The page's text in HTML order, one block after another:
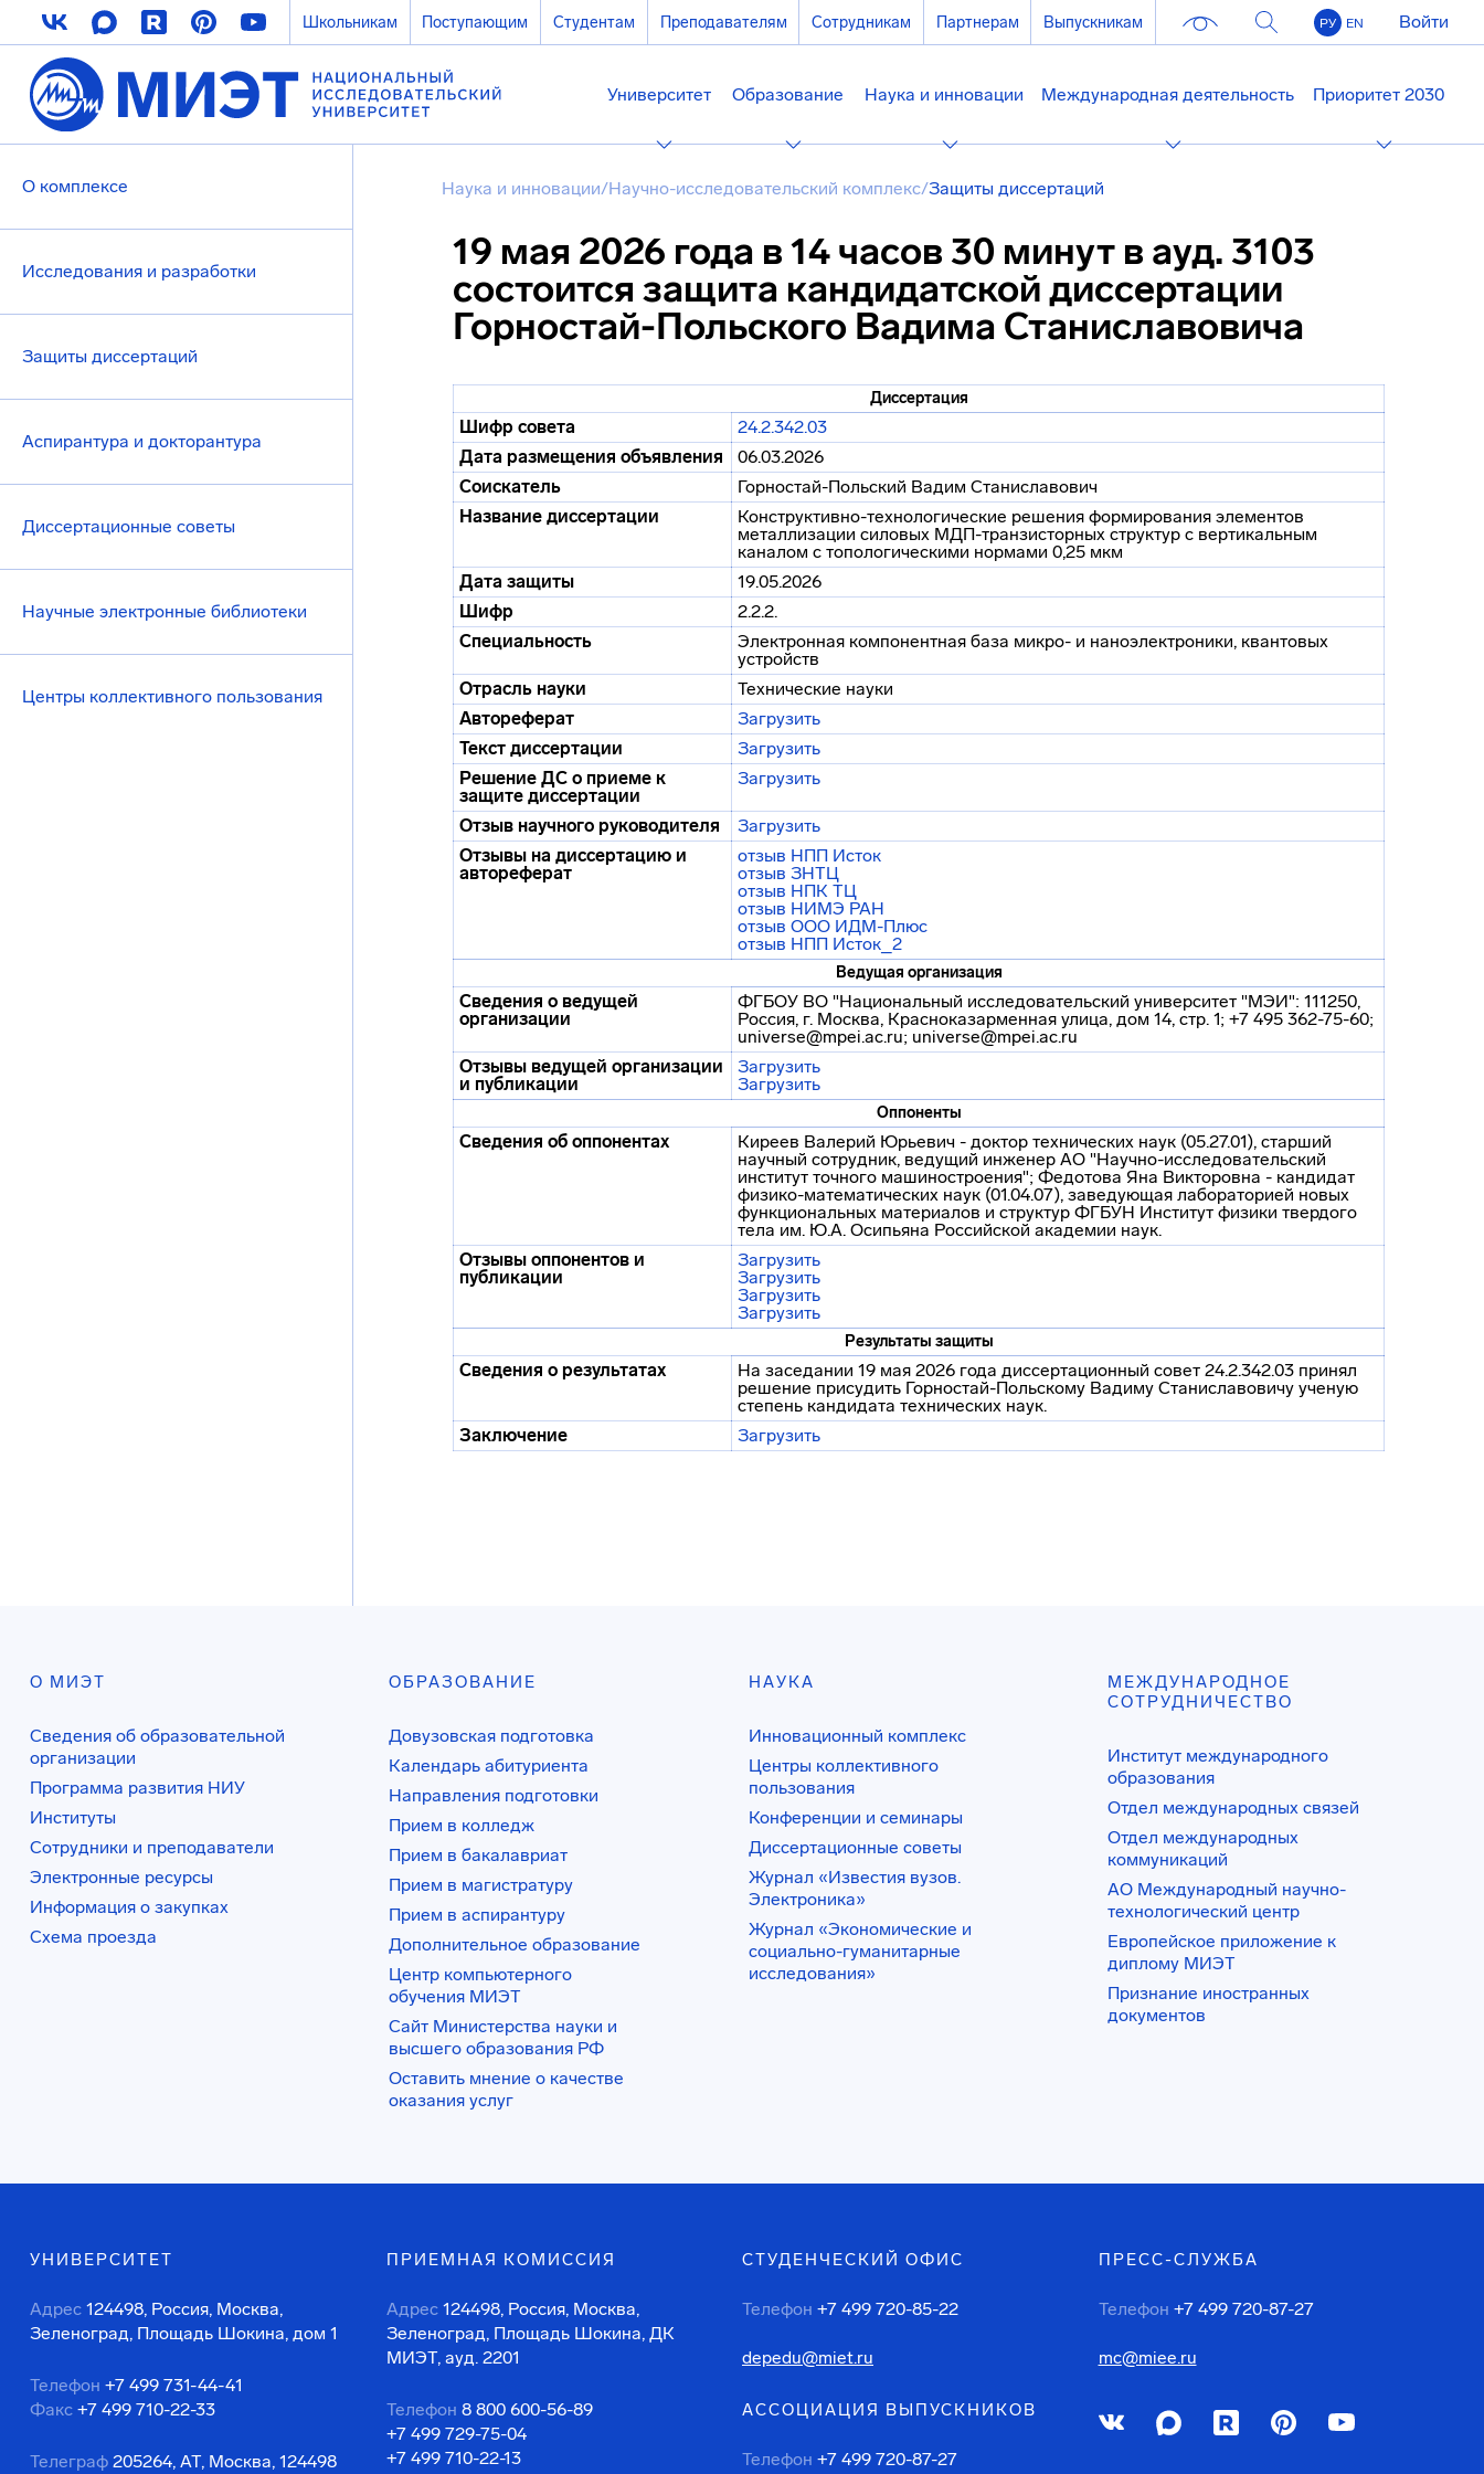
Школьникам Поступающим Студентам Преподавателям Сотрудникам Партнерам Выпускникам РУ EN Войти
Университет Образование Наука и инновации Международная деятельность Приоритет 2030
О комплексе
Исследования и разработки
Защиты диссертаций
Аспирантура и докторантура
Диссертационные советы
Научные электронные библиотеки
Центры коллективного пользования
Наука и инновации/Научно-исследовательский комплекс/Защиты диссертаций
19 мая 2026 года в 14 часов 30 минут в ауд. 3103
состоится защита кандидатской диссертации
Горностай-Польского Вадима Станиславовича
Диссертация
Шифр совета
24.2.342.03
Дата размещения объявления
06.03.2026
Соискатель
Горностай-Польский Вадим Станиславович
Название диссертации
Конструктивно-технологические решения формирования элементов
металлизации силовых МДП-транзисторных структур с вертикальным
каналом с топологическими нормами 0,25 мкм
Дата защиты
19.05.2026
Шифр
2.2.2.
Специальность
Электронная компонентная база микро- и наноэлектроники, квантовых
устройств
Отрасль науки
Технические науки
Автореферат
Загрузить
Текст диссертации
Загрузить
Решение ДС о приеме к
защите диссертации
Загрузить
Отзыв научного руководителя
Загрузить
Отзывы на диссертацию и
автореферат
отзыв НПП Исток
отзыв ЗНТЦ
отзыв НПК ТЦ
отзыв НИМЭ РАН
отзыв ООО ИДМ-Плюс
отзыв НПП Исток_2
Ведущая организация
Сведения о ведущей
организации
ФГБОУ ВО "Национальный исследовательский университет "МЭИ": 111250,
Россия, г. Москва, Красноказарменная улица, дом 14, стр. 1; +7 495 362-75-60;
universe@mpei.ac.ru; universe@mpei.ac.ru
Отзывы ведущей организации
и публикации
Загрузить
Загрузить
Оппоненты
Сведения об оппонентах
Киреев Валерий Юрьевич - доктор технических наук (05.27.01), старший
научный сотрудник, ведущий инженер АО "Научно-исследовательский
институт точного машиностроения"; Федотова Яна Викторовна - кандидат
физико-математических наук (01.04.07), заведующая лабораторией новых
функциональных материалов и структур ФГБУН Институт физики твердого
тела им. Ю.А. Осипьяна Российской академии наук.
Отзывы оппонентов и
публикации
Загрузить
Загрузить
Загрузить
Загрузить
Результаты защиты
Сведения о результатах
На заседании 19 мая 2026 года диссертационный совет 24.2.342.03 принял
решение присудить Горностай-Польскому Вадиму Станиславовичу ученую
степень кандидата технических наук.
Заключение
Загрузить
О МИЭТ
Сведения об образовательной
организации
Программа развития НИУ
Институты
Сотрудники и преподаватели
Электронные ресурсы
Информация о закупках
Схема проезда
ОБРАЗОВАНИЕ
Довузовская подготовка
Календарь абитуриента
Направления подготовки
Прием в колледж
Прием в бакалавриат
Прием в магистратуру
Прием в аспирантуру
Дополнительное образование
Центр компьютерного
обучения МИЭТ
Сайт Министерства науки и
высшего образования РФ
Оставить мнение о качестве
оказания услуг
НАУКА
Инновационный комплекс
Центры коллективного
пользования
Конференции и семинары
Диссертационные советы
Журнал «Известия вузов.
Электроника»
Журнал «Экономические и
социально-гуманитарные
исследования»
МЕЖДУНАРОДНОЕ
СОТРУДНИЧЕСТВО
Институт международного
образования
Отдел международных связей
Отдел международных
коммуникаций
АО Международный научно-
технологический центр
Европейское приложение к
диплому МИЭТ
Признание иностранных
документов
УНИВЕРСИТЕТ
Адрес 124498, Россия, Москва,
Зеленоград, Площадь Шокина, дом 1
Телефон +7 499 731-44-41
Факс +7 499 710-22-33
Телеграф 205264, АТ, Москва, 124498
ПРИЕМНАЯ КОМИССИЯ
Адрес 124498, Россия, Москва,
Зеленоград, Площадь Шокина, ДК
МИЭТ, ауд. 2201
Телефон 8 800 600-56-89
+7 499 729-75-04
+7 499 710-22-13
СТУДЕНЧЕСКИЙ ОФИС
Телефон +7 499 720-85-22
depedu@miet.ru
АССОЦИАЦИЯ ВЫПУСКНИКОВ
Телефон +7 499 720-87-27
ПРЕСС-СЛУЖБА
Телефон +7 499 720-87-27
mc@miee.ru